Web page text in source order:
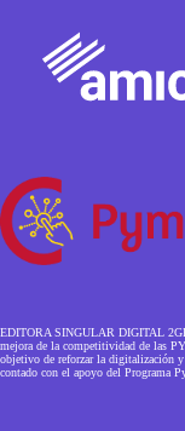
EDITORA SINGULAR DIGITAL
mejora de la competitividad de las
objetivo de reforzar la digitalización
contado con el apoyo del Programa